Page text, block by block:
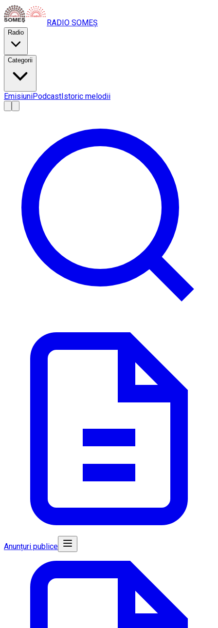
RADIO SOMEȘ
Radio
Categorii
EmisiuniPodcastIstoric melodii
AA
Anunțuri publice